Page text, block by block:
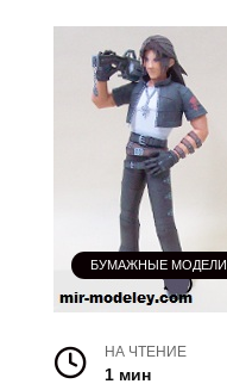
БУМАЖНЫЕ МОДЕЛИ
НА ЧТЕНИЕ
1 мин